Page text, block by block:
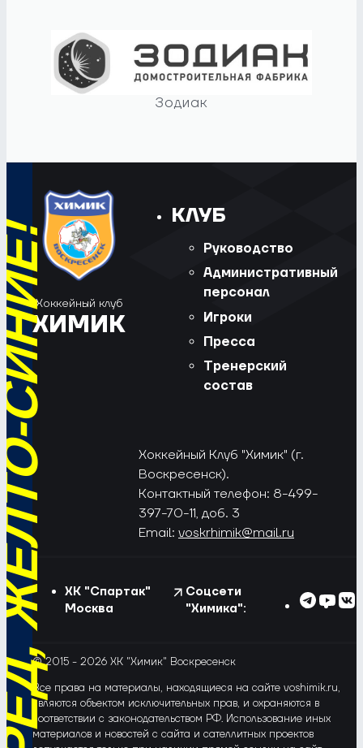
Зодиак
СИНИЕ!
Хоккейный клуб
ХИМИК
КЛУБ
Руководство
Административный
персонал
Игроки
Пресса
Тренерский
состав
Хоккейный Клуб "Химик" (г.
Воскресенск).
Контактный телефон: 8-499-
397-70-11, доб. 3
Email: voskrhimik@mail.ru
ХК "Спартак"
Москва
Соцсети
"Химика":
© 2015 - 2026 ХК "Химик" Воскресенск
Все права на материалы, находящиеся на сайте voshimik.ru,
являются объектом исключительных прав, и охраняются в
соответствии с законодательством РФ. Использование иных
материалов и новостей с сайта и сателлитных проектов